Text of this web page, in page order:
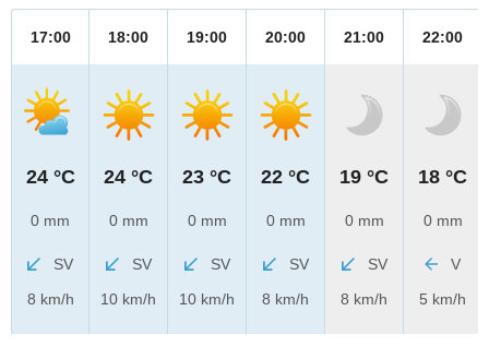
17:00
24 °C
0 mm
SV
8 km/h
18:00
24 °C
0 mm
SV
10 km/h
19:00
23 °C
0 mm
SV
10 km/h
20:00
22 °C
0 mm
SV
8 km/h
21:00
19 °C
0 mm
SV
8 km/h
22:00
18 °C
0 mm
V
5 km/h